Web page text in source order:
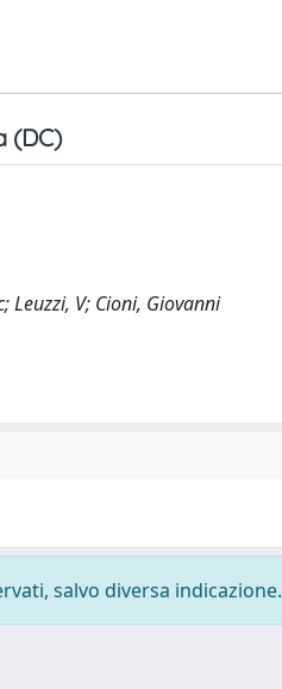
(DC)
Leuzzi, V; Cioni, Giovanni
salvo diversa indicazione.